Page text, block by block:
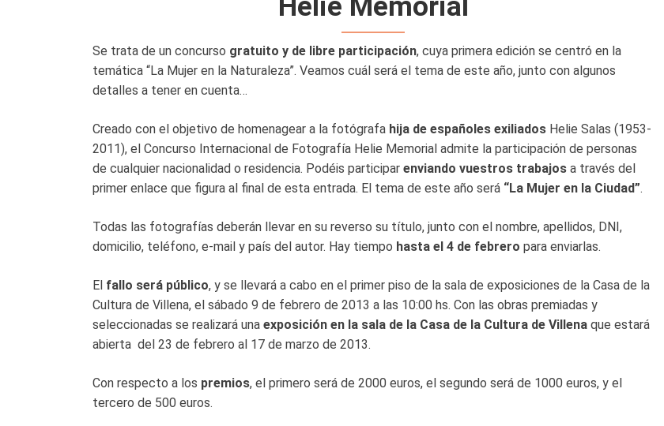
Helie Memorial
Se trata de un concurso gratuito y de libre participación, cuya primera edición se centró en la
temática “La Mujer en la Naturaleza”. Veamos cuál será el tema de este año, junto con algunos
detalles a tener en cuenta…
Creado con el objetivo de homenagear a la fotógrafa hija de españoles exiliados Helie Salas (1953-
2011), el Concurso Internacional de Fotografía Helie Memorial admite la participación de personas
de cualquier nacionalidad o residencia. Podéis participar enviando vuestros trabajos a través del
primer enlace que figura al final de esta entrada. El tema de este año será “La Mujer en la Ciudad”.
Todas las fotografías deberán llevar en su reverso su título, junto con el nombre, apellidos, DNI,
domicilio, teléfono, e-mail y país del autor. Hay tiempo hasta el 4 de febrero para enviarlas.
El fallo será público, y se llevará a cabo en el primer piso de la sala de exposiciones de la Casa de la
Cultura de Villena, el sábado 9 de febrero de 2013 a las 10:00 hs. Con las obras premiadas y
seleccionadas se realizará una exposición en la sala de la Casa de la Cultura de Villena que estará
abierta del 23 de febrero al 17 de marzo de 2013.
Con respecto a los premios, el primero será de 2000 euros, el segundo será de 1000 euros, y el
tercero de 500 euros.